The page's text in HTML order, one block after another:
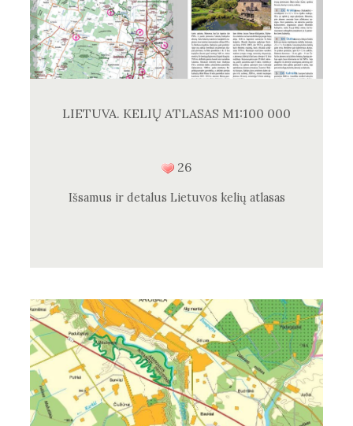
LIETUVA. KELIŲ ATLASAS M1:100 000
26
Išsamus ir detalus Lietuvos kelių atlasas